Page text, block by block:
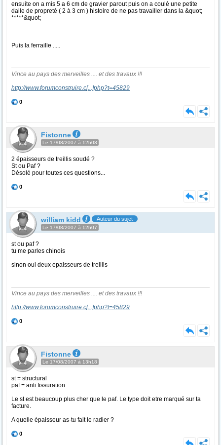
ensuite on a mis 5 a 6 cm de gravier parout puis on a coulé une petite
dalle de propreté ( 2 à 3 cm ) histoire de ne pas travailler dans la &quot;
*****&quot;
Puis la ferraille .....
Vince au pays des merveilles .... et des travaux !!!
http://www.forumconstruire.c[...]php?t=45829
0
Fistonne
Le 17/08/2007 à 12h03
2 épaisseurs de treillis soudé ?
St ou Paf ?
Désolé pour toutes ces questions...
0
william kidd Auteur du sujet
Le 17/08/2007 à 12h07
st ou paf ?
tu me parles chinois
sinon oui deux epaisseurs de treillis
Vince au pays des merveilles .... et des travaux !!!
http://www.forumconstruire.c[...]php?t=45829
0
Fistonne
Le 17/08/2007 à 13h18
st = structural
paf = anti fissuration
Le st est beaucoup plus cher que le paf. Le type doit etre marqué sur ta
facture.
A quelle épaisseur as-tu fait le radier ?
0